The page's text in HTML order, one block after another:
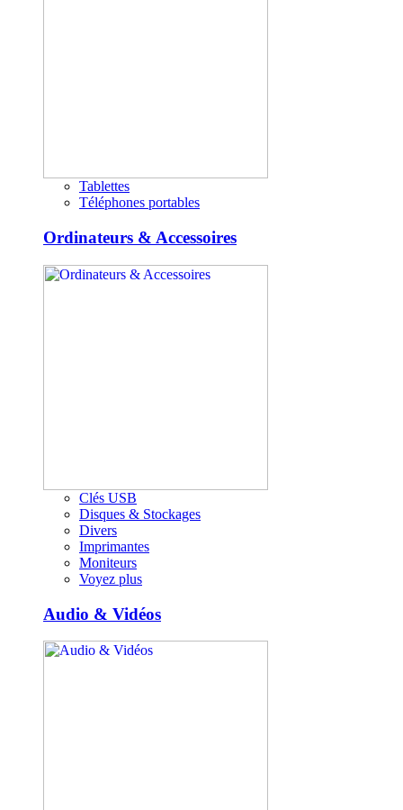
Tablettes
Téléphones portables
Ordinateurs & Accessoires
Clés USB
Disques & Stockages
Divers
Imprimantes
Moniteurs
Voyez plus
Audio & Vidéos